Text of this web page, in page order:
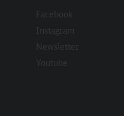
Facebook
Instagram
Newsletter
Youtube